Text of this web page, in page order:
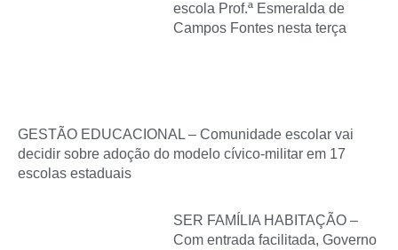
escola Prof.ª Esmeralda de
Campos Fontes nesta terça
GESTÃO EDUCACIONAL – Comunidade escolar vai
decidir sobre adoção do modelo cívico-militar em 17
escolas estaduais
SER FAMÍLIA HABITAÇÃO –
Com entrada facilitada, Governo